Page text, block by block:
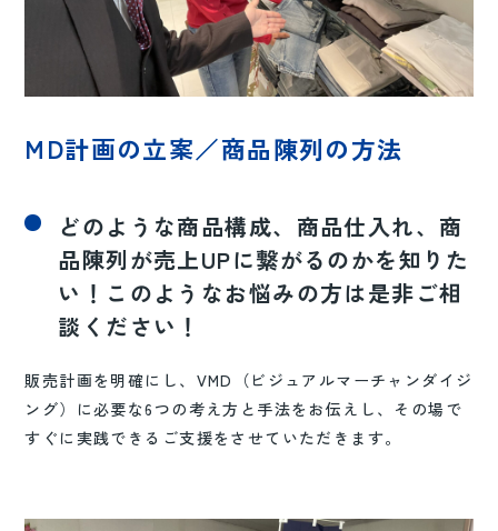
MD計画の立案／商品陳列の方法
どのような商品構成、商品仕入れ、商
品陳列が売上UPに繋がるのかを知りた
い！このようなお悩みの方は是非ご相
談ください！
販売計画を明確にし、VMD（ビジュアルマーチャンダイジ
ング）に必要な6つの考え方と手法をお伝えし、その場で
すぐに実践できるご支援をさせていただきます。